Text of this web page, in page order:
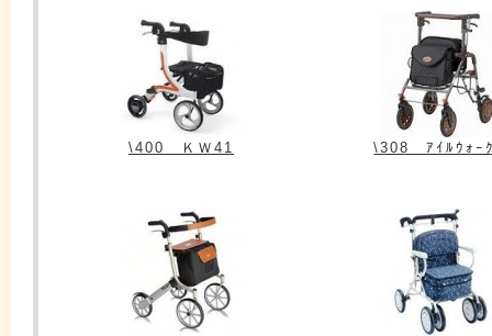
\400 ＫＷ41 \308 ｱｲﾙｳｫｰ